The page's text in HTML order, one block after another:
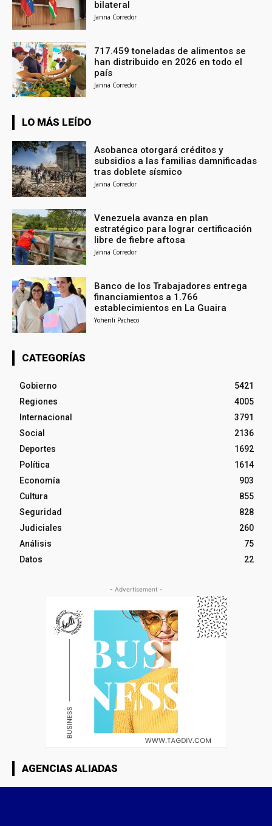
bilateral
Janna Corredor
717.459 toneladas de alimentos se
han distribuido en 2026 en todo el
país
Janna Corredor
LO MÁS LEÍDO
Asobanca otorgará créditos y
subsidios a las familias damnificadas
tras doblete sísmico
Janna Corredor
Venezuela avanza en plan
estratégico para lograr certificación
libre de fiebre aftosa
Janna Corredor
Banco de los Trabajadores entrega
financiamientos a 1.766
establecimientos en La Guaira
Yohenli Pacheco
CATEGORÍAS
Gobierno
5421
Regiones
4005
Internacional
3791
Social
2136
Deportes
1692
Política
1614
Economía
903
Cultura
855
Seguridad
828
Judiciales
260
Análisis
75
Datos
22
- Advertisement -
AGENCIAS ALIADAS